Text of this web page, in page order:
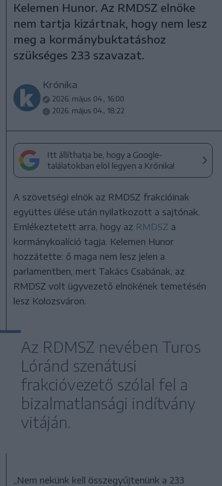
Kelemen Hunor. Az RMDSZ elnöke
nem tartja kizártnak, hogy nem lesz
meg a kormánybuktatáshoz
szükséges 233 szavazat.
Krónika
2026. május 04., 16:00
2026. május 04., 18:22
Itt állíthatja be, hogy a Google-
találatokban elöl legyen a Krónika!
A szövetségi elnök az RMDSZ frakcióinak
együttes ülése után nyilatkozott a sajtónak.
Emlékeztetett arra, hogy az RMDSZ a
kormánykoalíció tagja. Kelemen Hunor
hozzátette: ő maga nem lesz jelen a
parlamentben, mert Takács Csabának, az
RMDSZ volt ügyvezető elnökének temetésén
lesz Kolozsváron.
Az RDMSZ nevében Turos
Lóránd szenátusi
frakcióvezető szólal fel a
bizalmatlansági indítvány
vitáján.
„Nem nekünk kell összegyűjtenünk a 233